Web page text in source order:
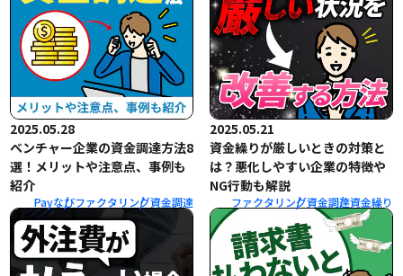
2025.05.28
ベンチャー企業の資金調達方法8
選！メリットや注意点、事例も
紹介
Payなびファクタリング資金調達
2025.05.21
資金繰りが厳しいときの対策と
は？悪化しやすい企業の特徴や
NG行動も解説
ファクタリング資金調達資金繰り